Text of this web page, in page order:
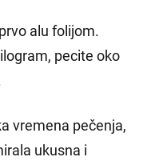
alu folijom.
pecite oko
vremena pečenja,
ukusna i